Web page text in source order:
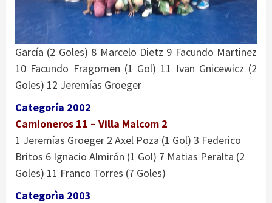
García (2 Goles) 8 Marcelo Dietz 9 Facundo Martinez
10 Facundo Fragomen (1 Gol) 11 Ivan Gnicewicz (2
Goles) 12 Jeremías Groeger
Categoría 2002
Camioneros 11 – Villa Malcom 2
1 Jeremías Groeger 2 Axel Poza (1 Gol) 3 Federico
Britos 6 Ignacio Almirón (1 Gol) 7 Matias Peralta (2
Goles) 11 Franco Torres (7 Goles)
Categorìa 2003